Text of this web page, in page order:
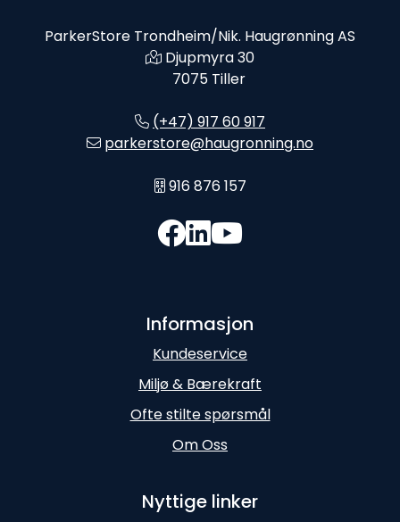
ParkerStore Trondheim/Nik. Haugrønning AS
Djupmyra 30
7075 Tiller
(+47) 917 60 917
parkerstore@haugronning.no
916 876 157
Informasjon
Kundeservice
Miljø & Bærekraft
Ofte stilte spørsmål
Om Oss
Nyttige linker